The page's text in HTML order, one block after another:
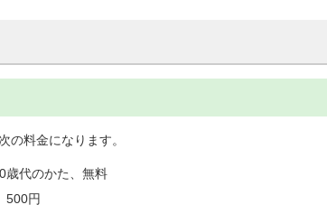
の料金になります。
歳代のかた、無料
500円